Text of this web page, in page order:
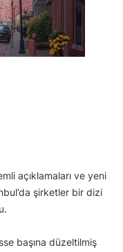
açıklamaları ve yeni
şirketler bir dizi
başına düzeltilmiş